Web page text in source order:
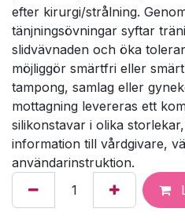
efter kirurgi/strålning.
tänjningsövningar syftar
slidvävnaden och öka
möjliggör smärtfri eller
tampong, samlag eller
mottagning levereras ett
silikonstavar i olika
information till vårdgivare,
användarinstruktion.